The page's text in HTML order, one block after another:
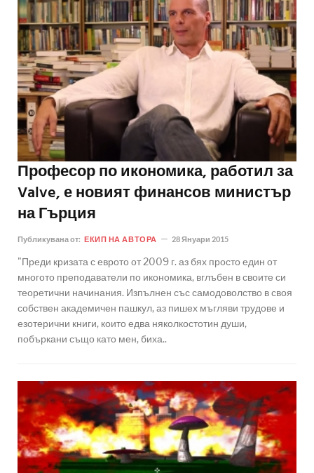
Професор по икономика, работил за
Valve, е новият финансов министър
на Гърция
Публикувана от: ЕКИП НА АВТОРА 28 Януари 2015
"Преди кризата с еврото от 2009 г. аз бях просто един от
многото преподаватели по икономика, вглъбен в своите си
теоретични начинания. Изпълнен със самодоволство в своя
собствен академичен пашкул, аз пишех мъгляви трудове и
езотерични книги, които едва няколкостотин души,
побъркани също като мен, биха..